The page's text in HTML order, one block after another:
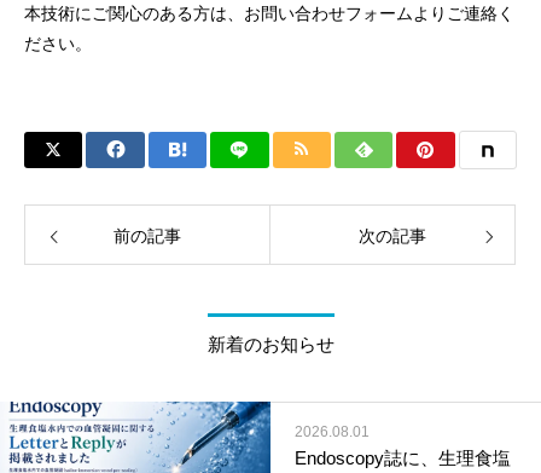
本技術にご関心のある方は、 お問い合わせフォームよりご連絡く
ださい。
前の記事 次の記事
新着のお知らせ
2026.08.01
Endoscopy誌に、生理食塩